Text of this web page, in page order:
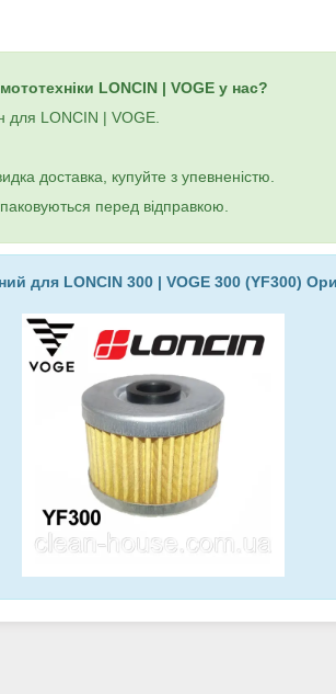
LONCIN | VOGE у нас?
для LONCIN | VOGE.
доставка, купуйте з упевненістю.
перед відправкою.
для LONCIN 300 | VOGE 300 (YF300)